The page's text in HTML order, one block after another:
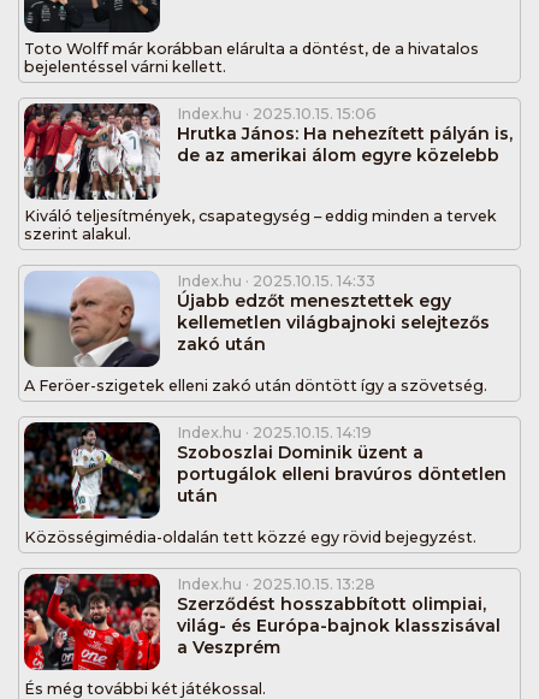
Toto Wolff már korábban elárulta a döntést, de a hivatalos
bejelentéssel várni kellett.
Index.hu · 2025.10.15. 15:06
Hrutka János: Ha nehezített pályán is,
de az amerikai álom egyre közelebb
Kiváló teljesítmények, csapategység – eddig minden a tervek
szerint alakul.
Index.hu · 2025.10.15. 14:33
Újabb edzőt menesztettek egy
kellemetlen világbajnoki selejtezős
zakó után
A Feröer-szigetek elleni zakó után döntött így a szövetség.
Index.hu · 2025.10.15. 14:19
Szoboszlai Dominik üzent a
portugálok elleni bravúros döntetlen
után
Közösségimédia-oldalán tett közzé egy rövid bejegyzést.
Index.hu · 2025.10.15. 13:28
Szerződést hosszabbított olimpiai,
világ- és Európa-bajnok klasszisával
a Veszprém
És még további két játékossal.